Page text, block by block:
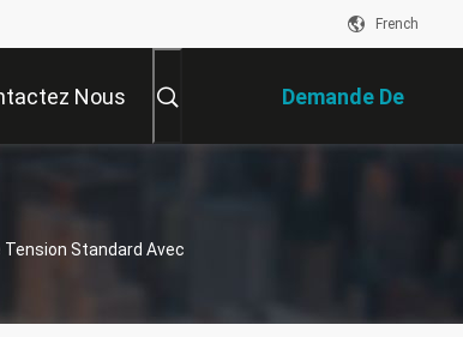
French
Nous Demande De
Soumission
Tension Standard Avec